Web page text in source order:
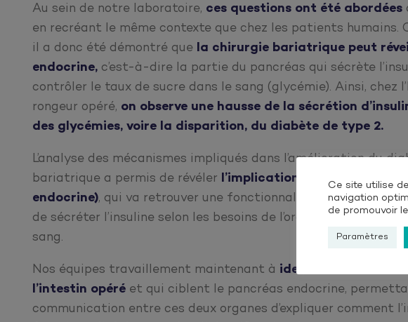
Au sein de notre laboratoire, ces questions ont été abordées
en recréant le même contexte que chez les patients humains.
il a donc été démontré que la chirurgie bariatrique peut
endocrine, c’est-à-dire la partie du pancréas qui sécrète
contrôler le taux de sucre dans le sang (glycémie). Ainsi, chez
rongeur opéré, on observe une hausse de la sécrétion
des glycémies, voire la disparition, du diabète de type 2.
L’analyse des mécanismes impliqués dans l’amélioration du
bariatrique a permis de révéler l’implication de la cellule
endocrine), qui va retrouver une fonctionnalité optimale ce
de sécréter l’insuline selon les besoins de l’organisme afin de
sang.
Nos équipes travaillement maintenant à identifier les
l’intestin opéré et qui ciblent le pancréas endocrine,
communication entre ces deux organes d’expliquer comment
Ce site utilise
navigation
de promouvoir
Paramètres